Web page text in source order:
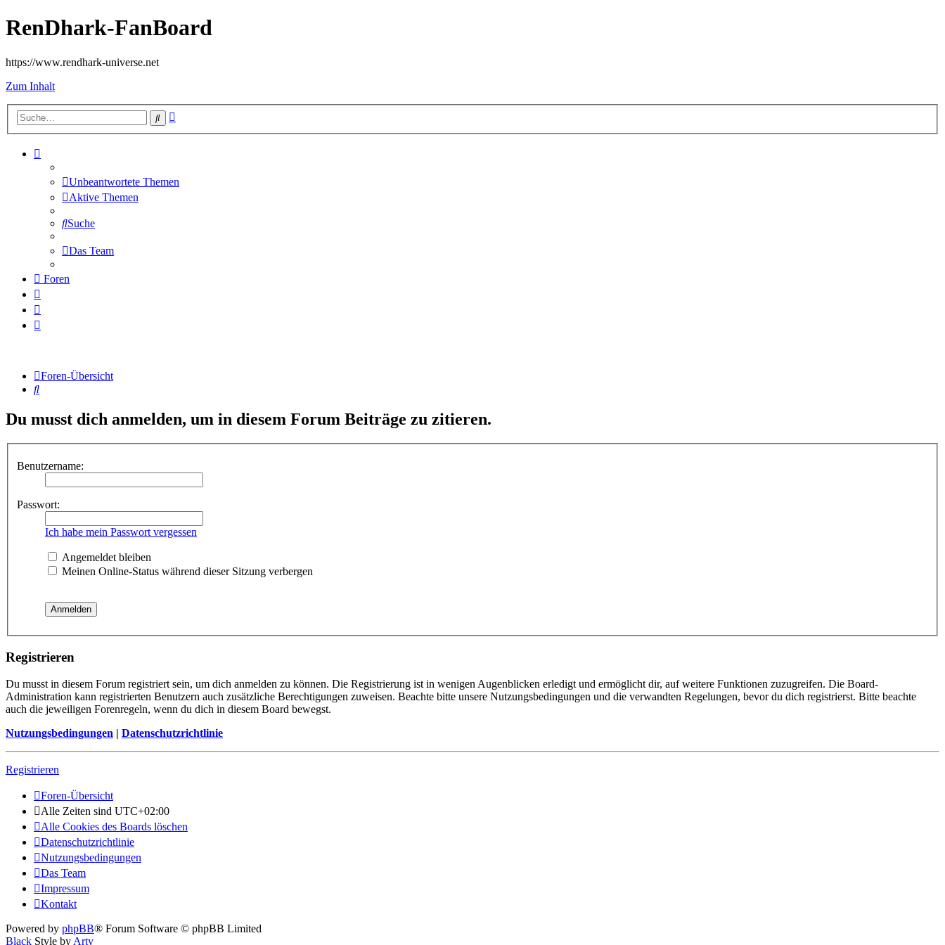
RenDhark-FanBoard
https://www.rendhark-universe.net
Zum Inhalt
Suche
Unbeantwortete Themen
Aktive Themen
Suche
Das Team
Foren
Foren-Übersicht
Suche
Du musst dich anmelden, um in diesem Forum Beiträge zu zitieren.
Benutzername:
Passwort:
Ich habe mein Passwort vergessen
Angemeldet bleiben
Meinen Online-Status während dieser Sitzung verbergen
Registrieren
Du musst in diesem Forum registriert sein, um dich anmelden zu können. Die Registrierung ist in wenigen Augenblicken erledigt und ermöglicht dir, auf weitere Funktionen zuzugreifen. Die Board-
Administration kann registrierten Benutzern auch zusätzliche Berechtigungen zuweisen. Beachte bitte unsere Nutzungsbedingungen und die verwandten Regelungen, bevor du dich registrierst. Bitte beachte
auch die jeweiligen Forenregeln, wenn du dich in diesem Board bewegst.
Nutzungsbedingungen | Datenschutzrichtlinie
Registrieren
Foren-Übersicht
Alle Zeiten sind UTC+02:00
Alle Cookies des Boards löschen
Datenschutzrichtlinie
Nutzungsbedingungen
Das Team
Impressum
Kontakt
Powered by phpBB® Forum Software © phpBB Limited
Black Style by Arty